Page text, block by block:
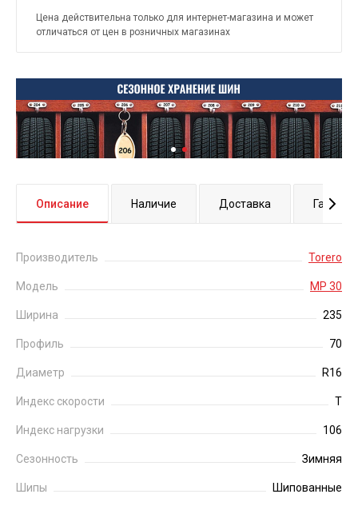
Цена действительна только для интернет-магазина и может
отличаться от цен в розничных магазинах
Описание Наличие Доставка
Производитель Torero
Модель MP 30
Ширина 235
Профиль 70
Диаметр R16
Индекс скорости T
Индекс нагрузки 106
Сезонность Зимняя
Шипы Шипованные